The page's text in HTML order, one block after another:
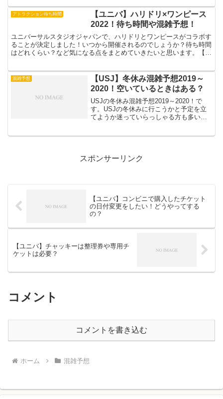
アトラクション待ち時間
【ユニバ】ハリドリ×ワンピース
2022！待ち時間や混雑予想！
ユニバーサルスタジオジャパンで、ハリドリとワンピースがコラボす
ることが決定しました！いつから開催されるのでしょうか？待ち時間
はどれくらい？など気になる点をまとめていきたいと思います。【ユ
混雑予想
【USJ】冬休み混雑予想2019～
2020！空いているときはある？
USJの冬休み混雑予想2019～2020！で
す。USJの冬休みに行こうかと予定を立
てようか迷っていらっしゃる方も多いの
スポンサーリンク
【ユニバ】コンビニで購入したチケット
の日付変更をしたい！どうやってする
の？
【ユニバ】チャッキーは整理券や専用チ
ケットは必要？
コメント
コメントを書き込む
ホーム 混雑予想